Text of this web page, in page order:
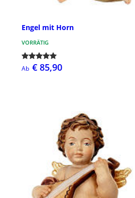
Engel mit Horn
VORRÄTIG
Ab € 85,90